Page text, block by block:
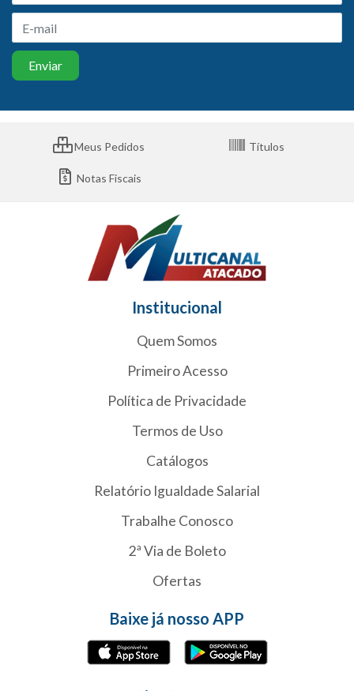
Meus Pedidos Títulos
Notas Fiscais
Institucional
Quem Somos
Primeiro Acesso
Política de Privacidade
Termos de Uso
Catálogos
Relatório Igualdade Salarial
Trabalhe Conosco
2ª Via de Boleto
Ofertas
Baixe já nosso APP